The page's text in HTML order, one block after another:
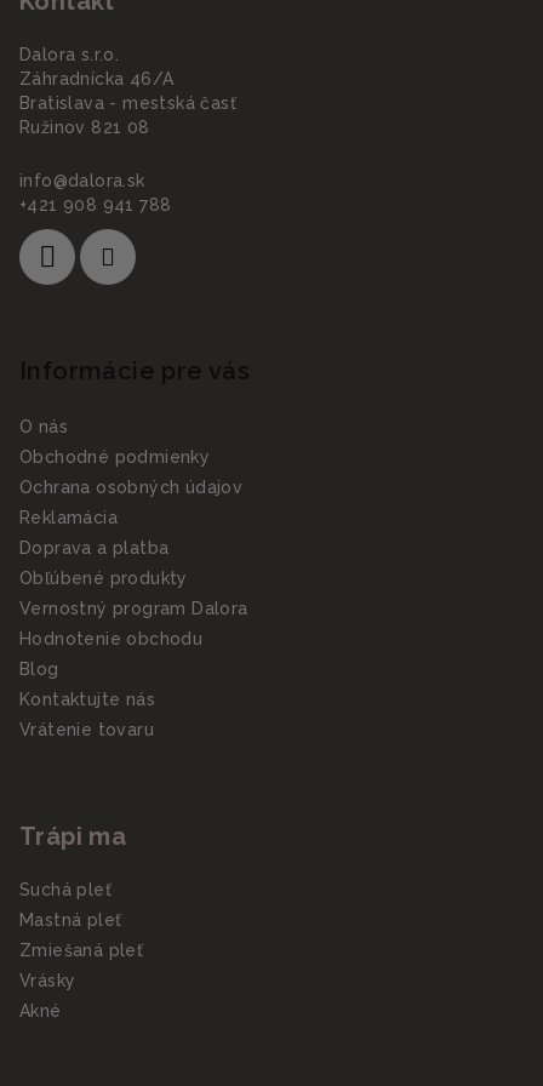
Dalora s.r.o.
Záhradnícka 46/A
Bratislava - mestská časť
Ružinov 821 08
info@dalora.sk
+421 908 941 788
Informácie pre vás
O nás
Obchodné podmienky
Ochrana osobných údajov
Reklamácia
Doprava a platba
Obľúbené produkty
Vernostný program Dalora
Hodnotenie obchodu
Blog
Kontaktujte nás
Vrátenie tovaru
Trápi ma
Suchá pleť
Mastná pleť
Zmiešaná pleť
Vrásky
Akné